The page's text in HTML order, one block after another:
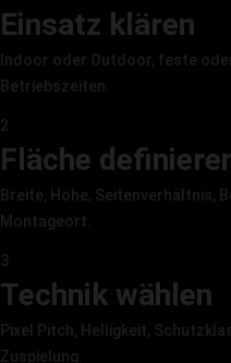
Einsatz klären
Indoor oder Outdoor, feste
Betriebszeiten.
2
Fläche
Breite, Höhe, Seitenverhältnis,
Montageort.
3
Technik wählen
Pixel Pitch, Helligkeit,
Zuspielung.